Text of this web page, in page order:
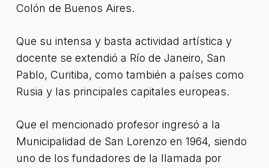
Colón de Buenos Aires.
Que su intensa y basta actividad artística y
docente se extendió a Río de Janeiro, San
Pablo, Curitiba, como también a países como
Rusia y las principales capitales europeas.
Que el mencionado profesor ingresó a la
Municipalidad de San Lorenzo en 1964, siendo
uno de los fundadores de la llamada por